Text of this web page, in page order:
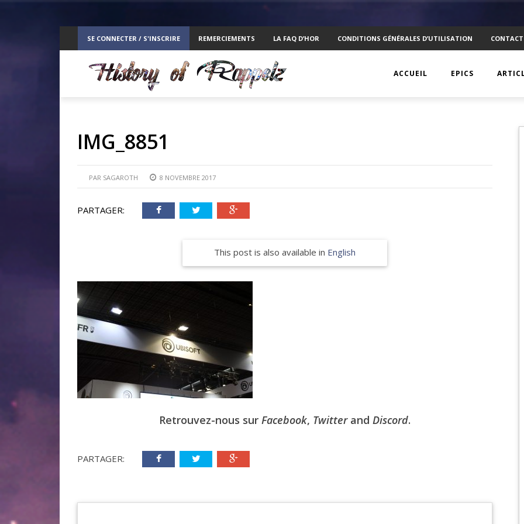
SE CONNECTER / S'INSCRIRE REMERCIEMENTS LA FAQ D’HOR CONDITIONS GÉNÉRALES D’UTILISATION CONTACT
ACCUEIL EPICS
EPIC 3 : SIEGE FOR
EPIC 4 : REVOLUTION
EPIC 5.1 :
EPIC 5.2 :
EPIC 6.1 : NAVIS
EPIC 7.1 : BREATH
IMG_8851
PAR SAGAROTH 8 NOVEMBRE 2017
PARTAGER:
This post is also available in English
Retrouvez-nous sur Facebook, Twitterand Discord.
PARTAGER: